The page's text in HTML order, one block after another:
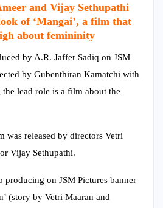
and Vijay Sethupathi
of ‘Mangai’, a film that
about femininity
by A.R. Jaffer Sadiq on JSM
by Gubenthiran Kamatchi with
the lead role is a film about the
was released by directors Vetri
Vijay Sethupathi.
producing on JSM Pictures banner
(story by Vetri Maaran and